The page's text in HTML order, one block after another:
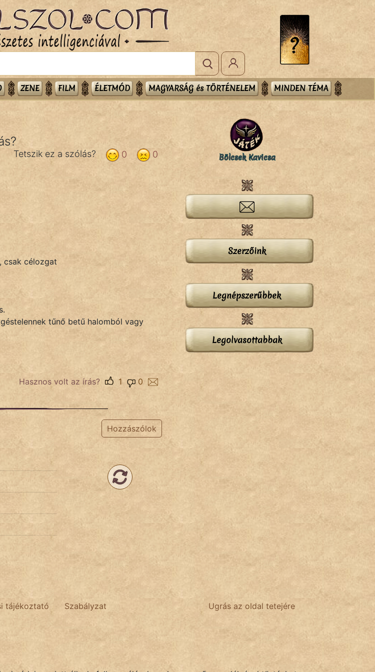
ZENE FILM ÉLETMÓD MAGYARSÁG és TÖRTÉNELEM MINDEN TÉMA
0
0
Tetszik ez a szólás?
csak célozgat
tűnő betű halomból vagy
Hasznos volt az írás? 0
1
Hozzászólok
Bölcsek Kavicsa
Szerzőink
Legnépszerűbbek
Legolvasottabbak
Ugrás az oldal tetejére
tájékoztató
Szabályzat